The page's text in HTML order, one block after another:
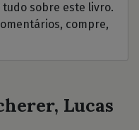
tudo sobre este livro.
compre,
Lucas